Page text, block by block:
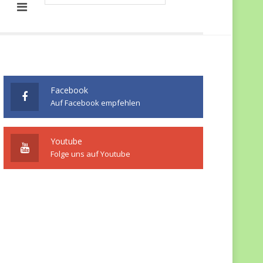
Facebook
Auf Facebook empfehlen
Youtube
Folge uns auf Youtube